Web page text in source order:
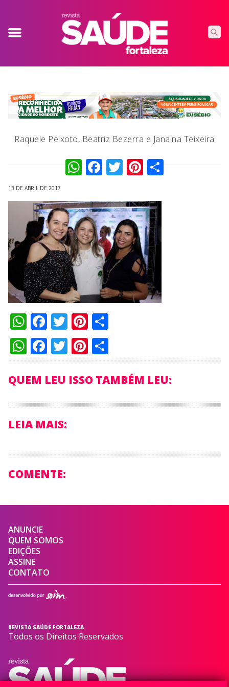
Raquele Peixoto, Beatriz Bezerra e Janaina Teixeira
WhatsApp
Facebook
TwitterPinterest
13 DE ABRIL DE 2017
WhatsApp
Facebook
Twitter
Pinterest
Compartilhar
WhatsApp
Facebook
Twitter
Pinterest
Compartilhar
QUEM LEU ISSO TAMBÉM LEU:
LEIA MAIS:
COMENTE:
ANUNCIE
QUEM SOMOS
EDIÇÕES
ASSINE
CONTATO
REVISTA SAÚDE FORTALEZA
Todos os Direitos Reservados